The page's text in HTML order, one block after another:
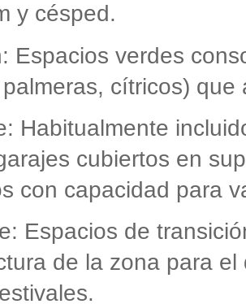
y césped.
Espacios verdes
cítricos)
Habitualmente
cubiertos en
con capacidad para
Espacios de
de la zona para